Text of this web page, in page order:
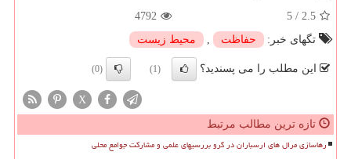
2.5
/
5
4792
تگهای خبر:
حفاظت , محیط زیست
این مطلب را می پسندید؟ (1)
(0)
X
تازه ترین مطالب مرتبط
رهاسازی مرال های ارسباران در گرو بررسیهای علمی و مشارکت جوامع محلی